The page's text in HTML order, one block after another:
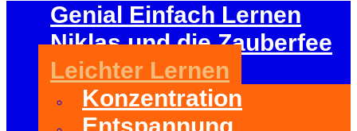
Genial Einfach Lernen
Niklas und die Zauberfee
Leichter Lernen
Konzentration
Entspannung